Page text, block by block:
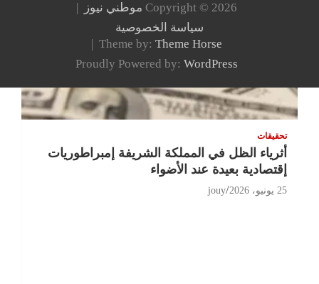
تحقيقات
أثرياء الظل في المملكة الشريفة إمبراطوريات
إقتصادية بعيدة عند الأضواء
25 يونيو، 2026 jouy
Copyright © 2026 موطني نيوز
سياسة الخصوصية
Theme by: Theme Horse
Proudly Powered by: WordPress